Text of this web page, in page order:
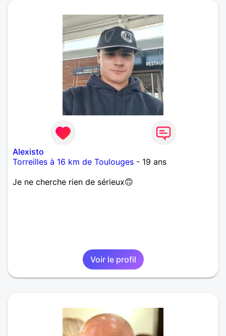
Alexisto
Torreilles à 16 km de Toulouges - 19 ans
Je ne cherche rien de sérieux🙃
Voir le profil